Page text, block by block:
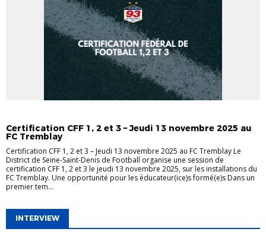
Certification CFF 1, 2 et 3 – Jeudi 13 novembre 2025 au
FC Tremblay
Certification CFF 1, 2 et 3 – Jeudi 13 novembre 2025 au FC Tremblay Le
District de Seine-Saint-Denis de Football organise une session de
certification CFF 1, 2 et 3 le jeudi 13 novembre 2025, sur les installations du
FC Tremblay. Une opportunité pour les éducateur(ice)s formé(e)s Dans un
premier tem...
INTERVIEW